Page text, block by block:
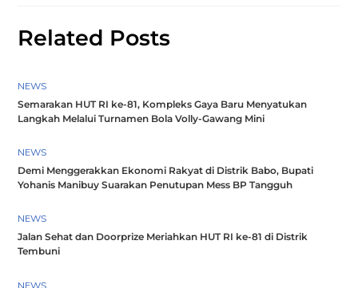
Related Posts
NEWS
Semarakan HUT RI ke-81, Kompleks Gaya Baru Menyatukan
Langkah Melalui Turnamen Bola Volly-Gawang Mini
NEWS
Demi Menggerakkan Ekonomi Rakyat di Distrik Babo, Bupati
Yohanis Manibuy Suarakan Penutupan Mess BP Tangguh
NEWS
Jalan Sehat dan Doorprize Meriahkan HUT RI ke-81 di Distrik
Tembuni
NEWS